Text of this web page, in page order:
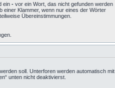
ein - vor ein Wort, das nicht gefunden werden
einer Klammer, wenn nur eines der Wörter
Übereinstimmungen.
soll. Unterforen werden automatisch mit
unten nicht deaktivierst.